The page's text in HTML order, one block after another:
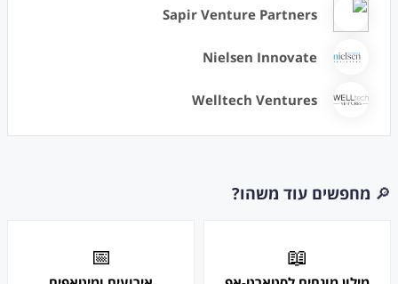
Sapir Venture Partners
Nielsen Innovate
Welltech Ventures
🔎 מחפשים עוד משהו?
📖
📅